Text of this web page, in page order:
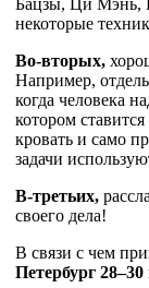
Бацзы, Ци Мэнь,
некоторые
Во-вторых,
Например,
когда человека
котором
кровать и само
задачи
В-третьих,
своего дела!
В связи с чем
Петербург